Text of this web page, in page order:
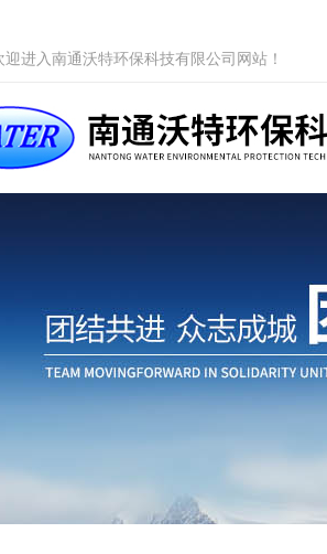
迎进入南通沃特环保科技有限公司网站！